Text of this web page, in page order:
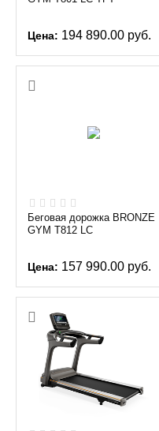
Цена: 194 890.00 руб.
Беговая дорожка BRONZE
GYM T812 LC
Цена: 157 990.00 руб.